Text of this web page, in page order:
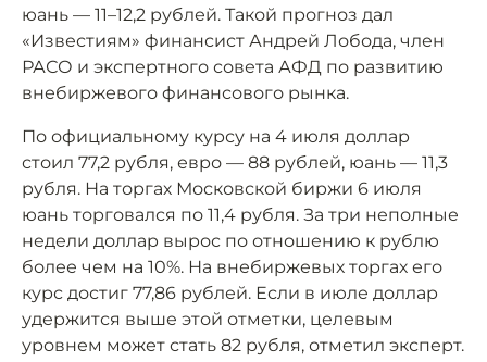
юань — 11–12,2 рублей. Такой прогноз дал
«Известиям» финансист Андрей Лобода, член
РАСО и экспертного совета АФД по развитию
внебиржевого финансового рынка.
По официальному курсу на 4 июля доллар
стоил 77,2 рубля, евро — 88 рублей, юань — 11,3
рубля. На торгах Московской биржи 6 июля
юань торговался по 11,4 рубля. За три неполные
недели доллар вырос по отношению к рублю
более чем на 10%. На внебиржевых торгах его
курс достиг 77,86 рублей. Если в июле доллар
удержится выше этой отметки, целевым
уровнем может стать 82 рубля, отметил эксперт.